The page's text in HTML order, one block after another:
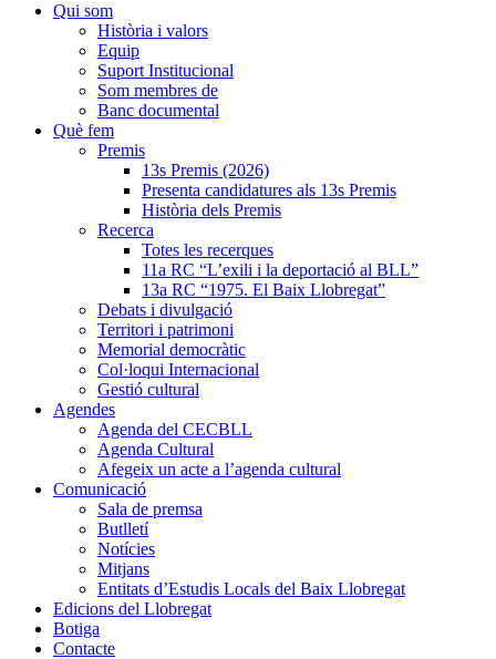
Qui som
Història i valors
Equip
Suport Institucional
Som membres de
Banc documental
Què fem
Premis
13s Premis (2026)
Presenta candidatures als 13s Premis
Història dels Premis
Recerca
Totes les recerques
11a RC “L’exili i la deportació al BLL”
13a RC “1975. El Baix Llobregat”
Debats i divulgació
Territori i patrimoni
Memorial democràtic
Col·loqui Internacional
Gestió cultural
Agendes
Agenda del CECBLL
Agenda Cultural
Afegeix un acte a l’agenda cultural
Comunicació
Sala de premsa
Butlletí
Notícies
Mitjans
Entitats d’Estudis Locals del Baix Llobregat
Edicions del Llobregat
Botiga
Contacte